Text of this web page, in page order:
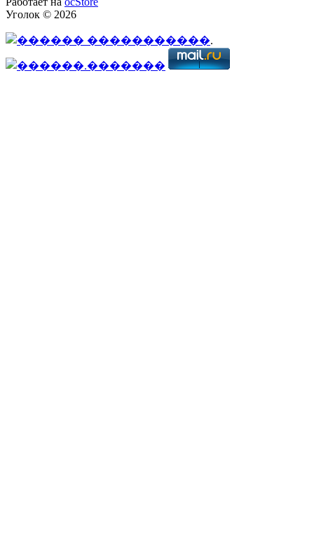
Уголок © 2026
.